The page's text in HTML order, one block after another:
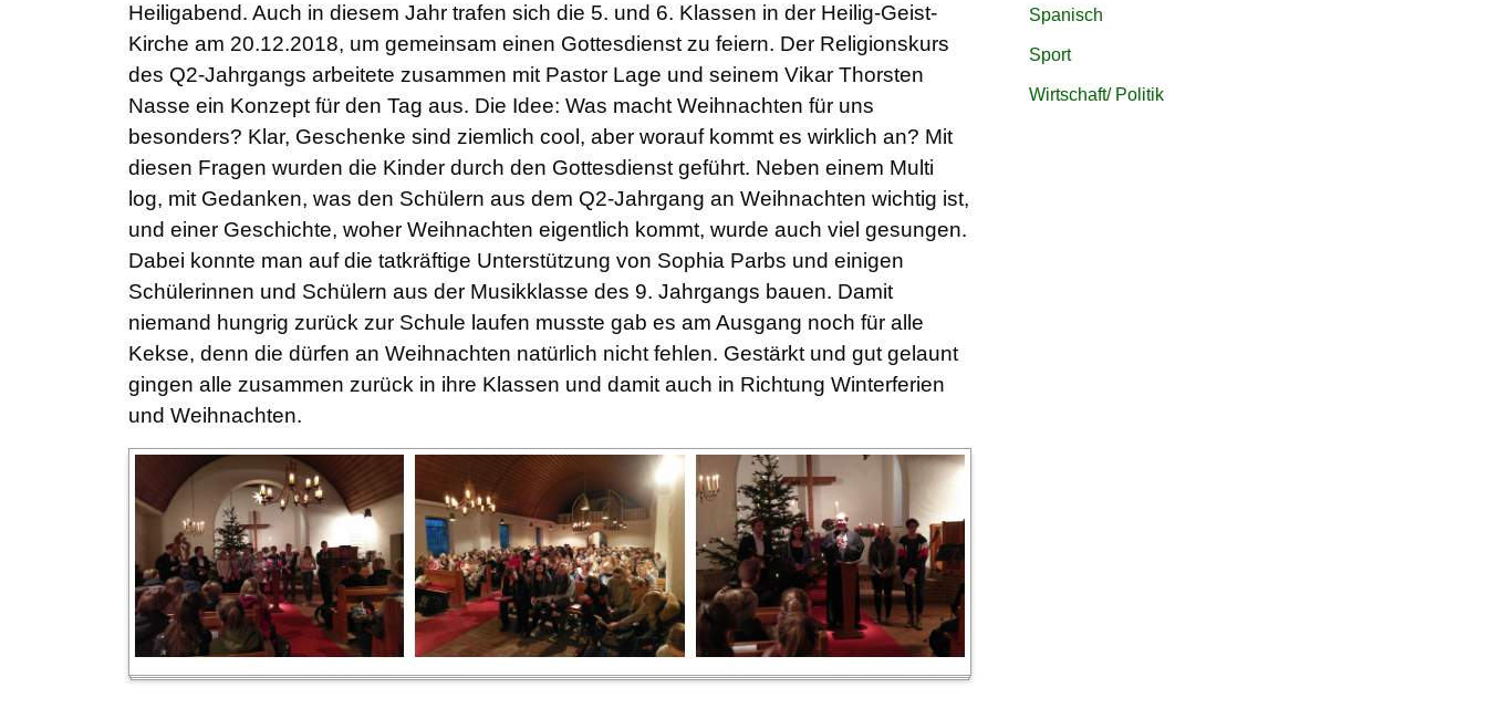
Heiligabend. Auch in diesem Jahr trafen sich die 5. und 6. Klassen in der Heilig-Geist-
Kirche am 20.12.2018, um gemeinsam einen Gottesdienst zu feiern. Der Religionskurs
des Q2-Jahrgangs arbeitete zusammen mit Pastor Lage und seinem Vikar Thorsten
Nasse ein Konzept für den Tag aus. Die Idee: Was macht Weihnachten für uns
besonders? Klar, Geschenke sind ziemlich cool, aber worauf kommt es wirklich an? Mit
diesen Fragen wurden die Kinder durch den Gottesdienst geführt. Neben einem Multi
log, mit Gedanken, was den Schülern aus dem Q2-Jahrgang an Weihnachten wichtig ist,
und einer Geschichte, woher Weihnachten eigentlich kommt, wurde auch viel gesungen.
Dabei konnte man auf die tatkräftige Unterstützung von Sophia Parbs und einigen
Schülerinnen und Schülern aus der Musikklasse des 9. Jahrgangs bauen. Damit
niemand hungrig zurück zur Schule laufen musste gab es am Ausgang noch für alle
Kekse, denn die dürfen an Weihnachten natürlich nicht fehlen. Gestärkt und gut gelaunt
gingen alle zusammen zurück in ihre Klassen und damit auch in Richtung Winterferien
und Weihnachten.
Spanisch
Sport
Wirtschaft/ Politik